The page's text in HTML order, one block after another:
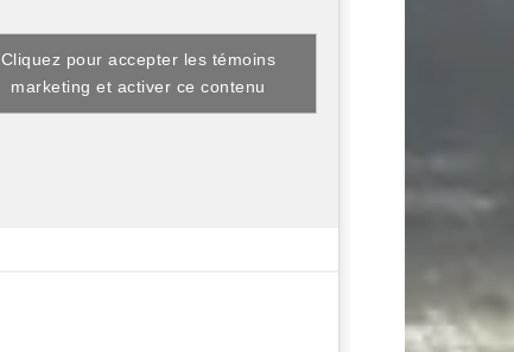
Cliquez pour accepter les témoins
marketing et activer ce contenu